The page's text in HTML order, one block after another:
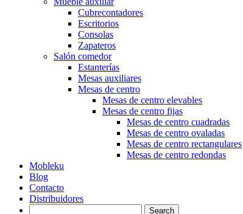
Cubrecontadores
Escritorios
Consolas
Zapateros
Salón comedor
Estanterías
Mesas auxiliares
Mesas de centro
Mesas de centro elevables
Mesas de centro fijas
Mesas de centro cuadradas
Mesas de centro ovaladas
Mesas de centro rectangulares
Mesas de centro redondas
Mobleku
Blog
Contacto
Distribuidores